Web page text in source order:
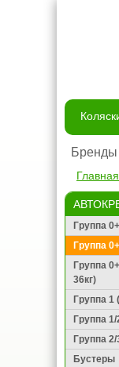
Бренды
Главная
Группа
Группа
Группа
36кг)
Группа 1
Группа
Группа
Бустеры